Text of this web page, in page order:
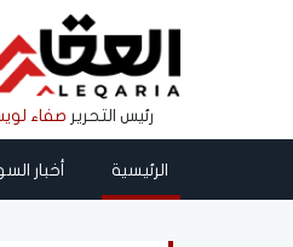
رئيس التحرير صفاء
الرئيسية أخبار